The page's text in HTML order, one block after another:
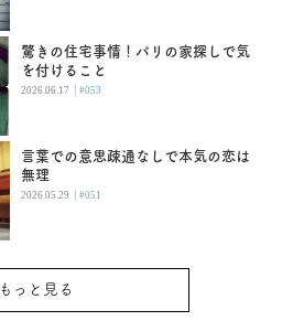
驚きの住宅事情！パリの家探しで気
を付けること
2026.06.17 |#053
言葉での意思疎通なしで本気の恋は
無理
2026.05.29 |#051
もっと見る